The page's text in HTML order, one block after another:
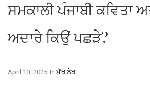
ਸਮਕਾਲੀ ਪੰਜਾਬੀ ਕਵਿਤਾ
ਅਦਾਰੇ ਕਿਉਂ ਪਛੜੇ?
In ਮੁੱਖ ਲੇਖ
April 10, 2025